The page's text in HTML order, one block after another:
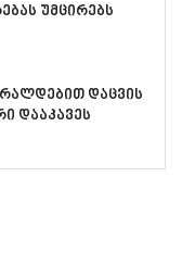
უმცირებს
დაცვის
დააკავეს